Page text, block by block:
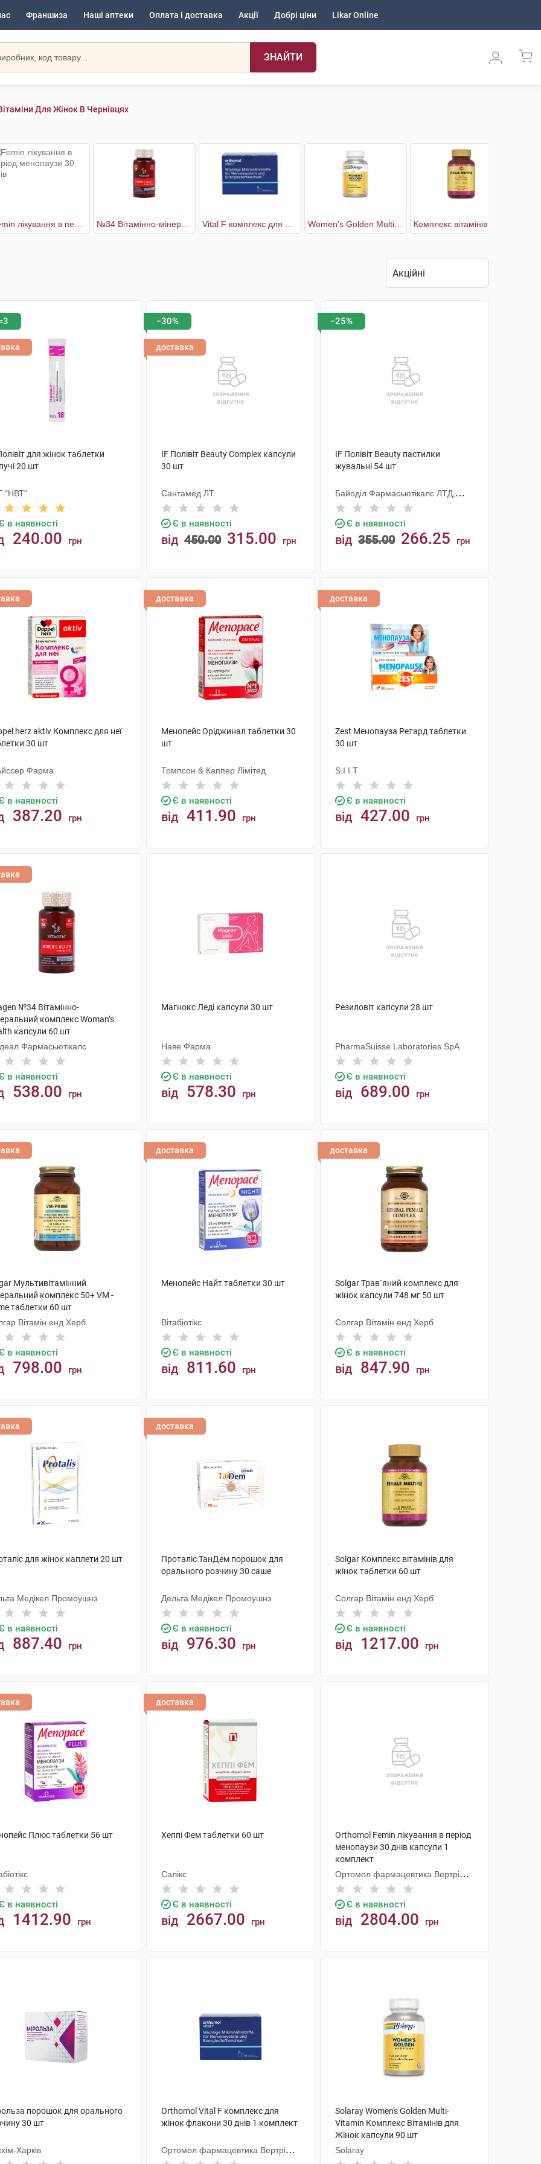
Франшиза Наші аптеки Оплата і доставка Акції Добрі ціни Likar Online
ЗНАЙТИ
Для Жінок В Чернівцях
для жінок таблетки
20 шт
"НВТ"
в наявності
240.00 грн
−30%
доставка
IF Полівіт Beauty Complex капсули
30 шт
Сантамед ЛТ
Є в наявності
від 450.00 315.00 грн
−25%
IF Полівіт Beauty пастилки
жувальні 54 шт
Байоділ Фармасьютікалс ЛТД,
Індія
Є в наявності
від 355.00 266.25 грн
herz aktiv Комплекс для неї
30 шт
Фарма
в наявності
387.20 грн
доставка
Менопейс Оріджинал таблетки 30
шт
Томпсон & Каппер Лімітед
Є в наявності
від 411.90 грн
доставка
Zest Менопауза Ретард таблетки
30 шт
S.I.I.T.
Є в наявності
від 427.00 грн
№34 Вітамінно-
комплекс Woman’s
капсули 60 шт
Фармасьютікалс
в наявності
538.00 грн
Магнокс Леді капсули 30 шт
Наве Фарма
Є в наявності
від 578.30 грн
Резиловіт капсули 28 шт
PharmaSuisse Laboratories SpA
Є в наявності
від 689.00 грн
Мультивітамінний
комплекс 50+ VM -
таблетки 60 шт
Вітамін енд Херб
в наявності
798.00 грн
доставка
Менопейс Найт таблетки 30 шт
Вітабіотікс
Є в наявності
від 811.60 грн
доставка
Solgar Трав`яний комплекс для
жінок капсули 748 мг 50 шт
Солгар Вітамін енд Херб
Є в наявності
від 847.90 грн
для жінок каплети 20 шт
Медікел Промоушнз
в наявності
887.40 грн
доставка
Проталіс ТанДем порошок для
орального розчину 30 саше
Дельта Медікел Промоушнз
Є в наявності
від 976.30 грн
Solgar Комплекс вітамінів для
жінок таблетки 60 шт
Солгар Вітамін енд Херб
Є в наявності
від 1217.00 грн
Плюс таблетки 56 шт
в наявності
1412.90 грн
доставка
Хеппі Фем таблетки 60 шт
Салікс
Є в наявності
від 2667.00 грн
Orthomol Femin лікування в період
менопаузи 30 днів капсули 1
комплект
Ортомол фармацевтика Вертрібс
ГмбХ
Є в наявності
від 2804.00 грн
порошок для орального
30 шт
Харків
Orthomol Vital F комплекс для
жінок флакони 30 днів 1 комплект
Ортомол фармацевтика Вертрібс
Solaray Women's Golden Multi-
Vitamin Комплекс Вітамінів для
Жінок капсули 90 шт
Solaray